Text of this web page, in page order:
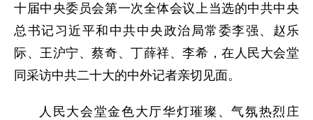
十届中央委员会第一次全体会议上当选的中共中央
总书记习近平和中共中央政治局常委李强、赵乐
际、王沪宁、蔡奇、丁薛祥、李希，在人民大会堂
同采访中共二十大的中外记者亲切见面。
人民大会堂金色大厅华灯璀璨、气氛热烈庄